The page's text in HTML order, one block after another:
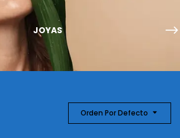
JOYAS
Orden Por Defecto